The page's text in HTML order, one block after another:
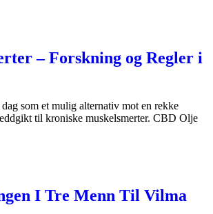
– Forskning og Regler i
som et mulig alternativ mot en rekke
til kroniske muskelsmerter. CBD Olje
I Tre Menn Til Vilma